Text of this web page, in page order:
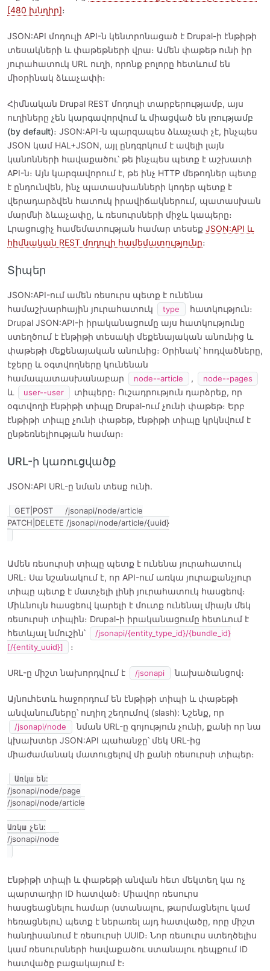
[480 խնդիր]։
JSON:API մոդուլի API-ն կենտրոնացած է Drupal-ի էնթիթի
տեսակների և փաթեթների վրա։ Ամեն փաթեթ ունի իր
յուրահատուկ URL ուղի, որոնք բոլորը հետևում են
միօրինակ ձևաչափի։
Հիմնական Drupal REST մոդուլի տարբերությամբ, այս
ուղիները չեն կարգավորվում և միացված են լռությամբ
(by default)։ JSON:API-ն պարզապես ձևաչափ չէ, ինչպես
JSON կամ HAL+JSON, այլ ընդգրկում է ավելի լայն
կանոնների հավաքածու՝ թե ինչպես պետք է աշխատի
API-ն։ Այն կարգավորում է, թե ինչ HTTP մեթոդներ պետք
է ընդունվեն, ինչ պատասխանների կոդեր պետք է
վերադարձվեն հատուկ իրավիճակներում, պատասխան
մարմնի ձևաչափը, և ռեսուրսների միջև կապերը։
Լրացուցիչ համեմատության համար տեսեք JSON:API և
հիմնական REST մոդուլի համեմատությունը։
Տիպեր
JSON:API-ում ամեն ռեսուրս պետք է ունենա
համաշխարհային յուրահատուկ
type
հատկություն։
Drupal JSON:API-ի իրականացումը այս հատկությունը
ստեղծում է էնթիթի տեսակի մեքենայական անունից և
փաթեթի մեքենայական անունից։ Օրինակ՝ հոդվածները,
էջերը և օգտվողները կունենան
համապատասխանաբար
node--article , node--pages
և user--user
տիպերը։ Ուշադրություն դարձրեք, որ
օգտվողի էնթիթի տիպը Drupal-ում չունի փաթեթ։ Երբ
էնթիթի տիպը չունի փաթեթ, էնթիթի տիպը կրկնվում է
ընթեռնելիության համար։
URL-ի կառուցվածք
JSON:API URL-ը նման տեսք ունի.
GET|POST     /jsonapi/node/article
Ամեն ռեսուրսի տիպը պետք է ունենա յուրահատուկ
URL։ Սա նշանակում է, որ API-ում առկա յուրաքանչյուր
տիպը պետք է մատչելի լինի յուրահատուկ հասցեով։
Միևնույն հասցեով կարելի է մուտք ունենալ միայն մեկ
ռեսուրսի տիպին։ Drupal-ի իրականացումը հետևում է
հետևյալ նմուշին՝
/jsonapi/{entity_type_id}/{bundle_id}
[/{entity_uuid}]
։
URL-ը միշտ նախորդվում է /jsonapi նախածանցով։
Այնուհետև հաջորդում են էնթիթի տիպի և փաթեթի
անվանումները՝ ուղիղ շեղումով (slash): Նշենք, որ
/jsonapi/node
նման URL-ը գոյություն չունի, քանի որ նա
կխախտեր JSON:API պահանջը՝ մեկ URL-ից
միաժամանակ մատուցելով մի քանի ռեսուրսի տիպեր։
Առկա են:
/jsonapi/node/page
/jsonapi/node/article
Առկա չեն:
Էնթիթի տիպի և փաթեթի անվան հետ մեկտեղ կա ոչ
պարտադիր ID հատված։ Միավոր ռեսուրս
հասցեացնելու համար (ստանալու, թարմացնելու կամ
հեռացնելու) պետք է ներառել այդ հատվածը, որը միշտ
հանդիսանում է ռեսուրսի UUID։ Նոր ռեսուրս ստեղծելիս
կամ ռեսուրսների հավաքածու ստանալու դեպքում ID
հատվածը բացակայում է։